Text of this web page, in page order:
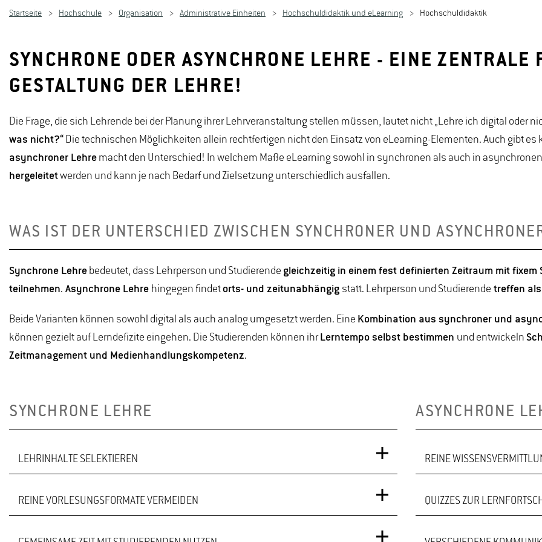
Startseite Hochschule Organisation Administrative Einheiten Hochschuldidaktik und eLearning Hochschuldidaktik
SYNCHRONE ODER ASYNCHRONE LEHRE - EINE ZENTRALE
GESTALTUNG DER LEHRE!
Die Frage, die sich Lehrende bei der Planung ihrer Lehrveranstaltung stellen müssen, lautet nicht „Lehre ich digital oder
was nicht?“ Die technischen Möglichkeiten allein rechtfertigen nicht den Einsatz von eLearning-Elementen. Auch gibt es
asynchroner Lehre macht den Unterschied! In welchem Maße eLearning sowohl in synchronen als auch in
hergeleitetwerden und kann je nach Bedarf und Zielsetzung unterschiedlich ausfallen.
WAS IST DER UNTERSCHIED ZWISCHEN SYNCHRONER UND
Synchrone Lehre bedeutet, dass Lehrperson und Studierende gleichzeitig in einem fest definierten Zeitraum mit
teilnehmen. Asynchrone Lehre hingegen findet orts- und zeitunabhängig statt. Lehrperson und Studierende treffen
Beide Varianten können sowohl digital als auch analog umgesetzt werden. Eine Kombination aus synchroner und
können gezielt auf Lerndefizite eingehen. Die Studierenden können ihrLerntempo selbst bestimmen und entwickeln
Zeitmanagement und Medienhandlungskompetenz.
SYNCHRONE LEHRE
LEHRINHALTE SELEKTIEREN
Was muss in die synchrone Lehre? Insbesondere Inhalte, die gemeinsam erarbeitet
REINE VORLESUNGSFORMATE VERMEIDEN
ASYNCHRONE
REINE
Insbesondere
QUIZZES ZUR